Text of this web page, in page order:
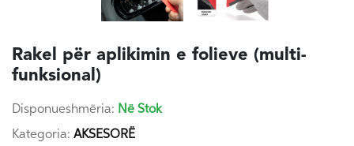
Rakel për aplikimin e folieve (multi-
funksional)
Disponueshmëria: Në Stok
Kategoria: AKSESORË